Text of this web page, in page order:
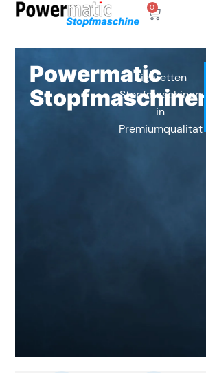
0
Powermatic
Stopfmaschinen
Zigaretten
Stopfmaschinen
in
Premiumqualität